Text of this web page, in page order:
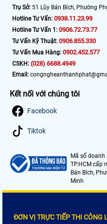
Trụ Sở: 51 Lũy Bán Bích, Phường
Hotline Tư Vấn: 0938.11.23.99
Hotline Tư Vấn 1: 0906.72.73.77
Tư Vấn Kỹ Thuật: 0906.855.330
Tư Vấn Mua Hàng: 0902.452.577
CSKH: (028) 6688.4949
Email:
Kết nối với chúng tôi
Facebook
Tiktok
Mã số
TP.HCM cấp
Bán Bích,
Minh
ĐƠN VỊ TRỰC TIẾP THI CÔNG